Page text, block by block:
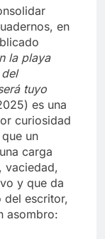
en
la playa
tuyo
es una
curiosidad
un
carga
vaciedad,
y que da
del escritor,
asombro: